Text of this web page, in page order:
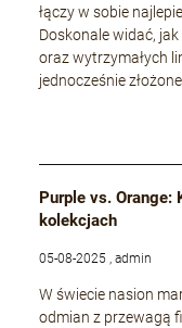
łączy w sobie
Doskonale widać,
oraz wytrzymałych
jednocześnie
Purple vs.
kolekcjach
05-08-2025 , admin
W świecie nasion
odmian z przewagą